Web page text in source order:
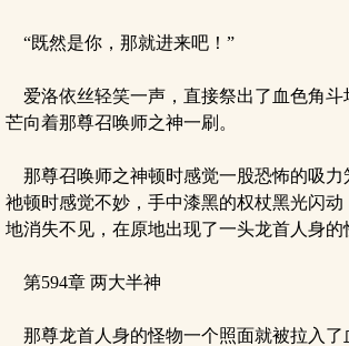
“既然是你，那就进来吧！”
爱洛依丝轻笑一声，直接祭出了血色角斗
芒向着那尊召唤师之神一刷。
那尊召唤师之神顿时感觉一股恐怖的吸力
祂顿时感觉不妙，手中漆黑的权杖黑光闪
地消失不见，在原地出现了一头龙首人身的
第594章 两大半神
那尊龙首人身的怪物一个照面就被拉入了